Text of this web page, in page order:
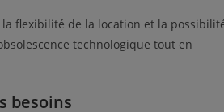
la flexibilité de la location et la
technologique tout en
besoins